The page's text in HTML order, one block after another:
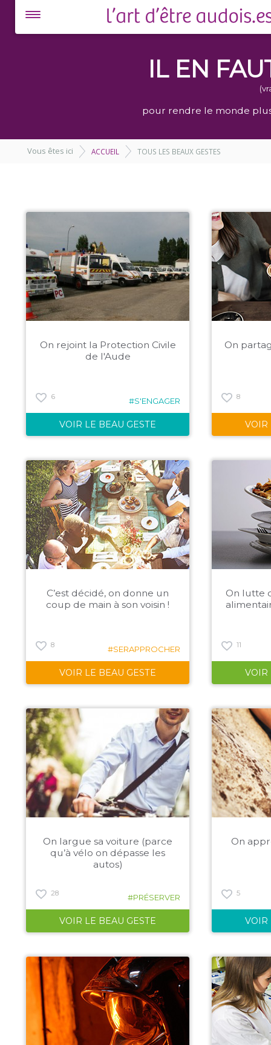
IL EN
pour rendre le monde
Vous êtes ici ACCUEIL TOUS LES BEAUX GESTES
On rejoint la Protection Civile
de l'Aude
6 #S'ENGAGER
VOIR LE BEAU GESTE
On
8
VOIR
C’est décidé, on donne un
coup de main à son voisin !
8 #SERAPPROCHER
VOIR LE BEAU GESTE
On lutte
11
VOIR
On largue sa voiture (parce
qu’à vélo on dépasse les
autos)
28 #PRÉSERVER
VOIR LE BEAU GESTE
On
5
VOIR